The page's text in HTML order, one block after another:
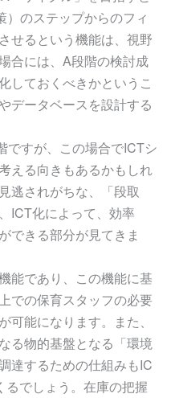
のステップからのフィ
せるという機能は、視野
合には、A段階の検討成
しておくべきかというこ
データベースを設計する
ですが、この場合でICTシ
える向きもあるかもしれ
逃されがちな、「段取
ICT化によって、効率
できる部分が見てきま
能であり、この機能に基
での保育スタッフの必要
可能になります。また、
る物的基盤となる「環境
達するための仕組みもIC
でしょう。在庫の把握